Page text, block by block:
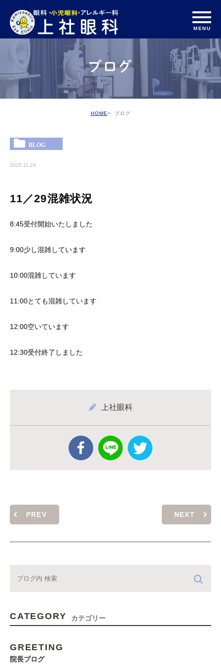
ブログ
HOME ブログ
BLOG
2025.11.29
11／29混雑状況
8:45受付開始いたしました
9:00少し混雑しています
10:00混雑しています
11:00とても混雑しています
12:00空いています
12:30受付終了しました
上社眼科
PREV NEXT
CATEGORY カテゴリー
GREETING
院長ブログ